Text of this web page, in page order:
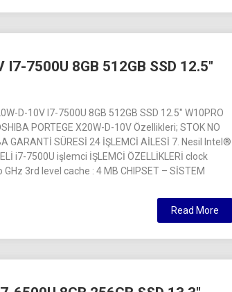
I7-7500U 8GB 512GB SSD 12.5″
D-10V I7-7500U 8GB 512GB SSD 12.5″ W10PRO
PORTEGE X20W-D-10V Özellikleri; STOK NO
GARANTİ SÜRESİ 24 İŞLEMCİ AİLESİ 7. Nesil Intel®
i7-7500U işlemci İŞLEMCİ ÖZELLİKLERİ clock
3rd level cache : 4 MB CHIPSET – SİSTEM
Read More